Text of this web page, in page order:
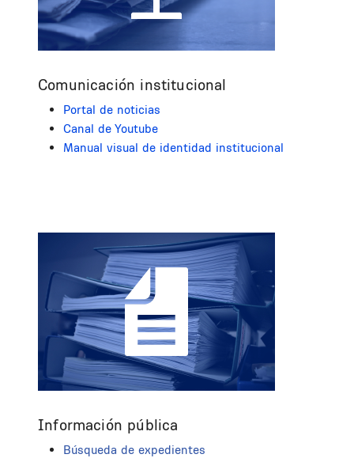
Comunicación institucional
Portal de noticias
Canal de Youtube
Manual visual de identidad institucional
Información pública
Búsqueda de expedientes